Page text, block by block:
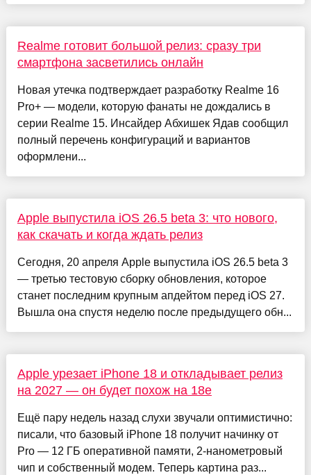
Realme готовит большой релиз: сразу три
смартфона засветились онлайн
Новая утечка подтверждает разработку Realme 16
Pro+ — модели, которую фанаты не дождались в
серии Realme 15. Инсайдер Абхишек Ядав сообщил
полный перечень конфигураций и вариантов
оформлени...
Apple выпустила iOS 26.5 beta 3: что нового,
как скачать и когда ждать релиз
Сегодня, 20 апреля Apple выпустила iOS 26.5 beta 3
— третью тестовую сборку обновления, которое
станет последним крупным апдейтом перед iOS 27.
Вышла она спустя неделю после предыдущего обн...
Apple урезает iPhone 18 и откладывает релиз
на 2027 — он будет похож на 18e
Ещё пару недель назад слухи звучали оптимистично:
писали, что базовый iPhone 18 получит начинку от
Pro — 12 ГБ оперативной памяти, 2-нанометровый
чип и собственный модем. Теперь картина раз...